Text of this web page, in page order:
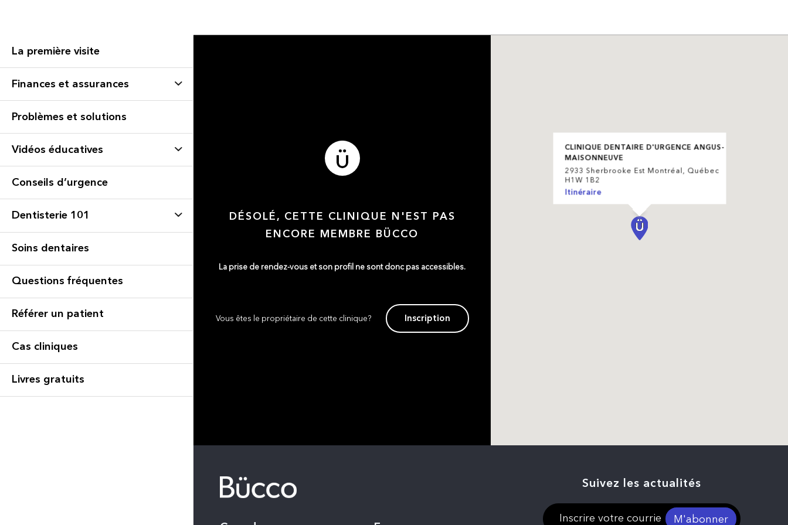
La première visite
Finances et assurances
Problèmes et solutions
Vidéos éducatives
Conseils d’urgence
Dentisterie 101
Soins dentaires
Questions fréquentes
Référer un patient
Cas cliniques
Livres gratuits
DÉSOLÉ, CETTE CLINIQUE N'EST PAS
ENCORE MEMBRE BÜCCO
La prise de rendez-vous et son profil ne sont donc pas accessibles.
Vous êtes le propriétaire de cette clinique? Inscription
CLINIQUE DENTAIRE D'URGENCE ANGUS-
MAISONNEUVE
2933 Sherbrooke Est Montréal, Québec
H1W 1B2
Itinéraire
Suivez les actualités
M'abonner